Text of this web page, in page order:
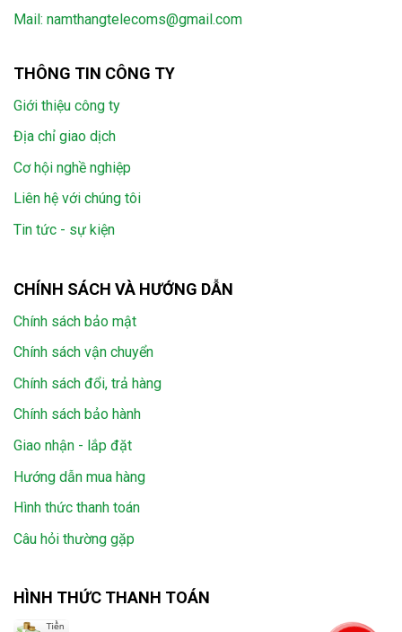
Mail: namthangtelecoms@gmail.com
THÔNG TIN CÔNG TY
Giới thiệu công ty
Địa chỉ giao dịch
Cơ hội nghề nghiệp
Liên hệ với chúng tôi
Tin tức - sự kiện
CHÍNH SÁCH VÀ HƯỚNG DẪN
Chính sách bảo mật
Chính sách vận chuyển
Chính sách đổi, trả hàng
Chính sách bảo hành
Giao nhận - lắp đặt
Hướng dẫn mua hàng
Hình thức thanh toán
Câu hỏi thường gặp
HÌNH THỨC THANH TOÁN